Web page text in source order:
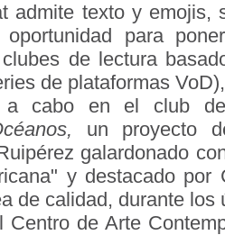
admite texto y emojis,
para
de lectura
de plataformas
cabo en el club de
un proyecto
galardonado
y destacado por
de calidad, durante los
Centro de Arte